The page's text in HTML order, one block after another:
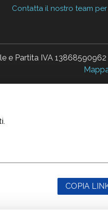
Contatta il nostro team
e Partita IVA
COPIA